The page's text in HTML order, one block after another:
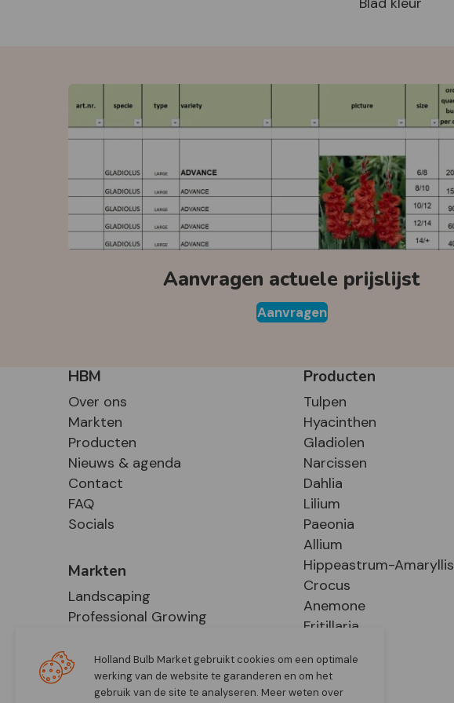
Aanvragen actuele prijslijst
Aanvragen
HBM
Over ons
Markten
Producten
Nieuws & agenda
Contact
FAQ
Socials
Markten
Landscaping
Professional Growing
Retail
Producten
Tulpen
Hyacinthen
Gladiolen
Narcissen
Dahlia
Lilium
Paeonia
Allium
Hippeastrum-Amaryllis
Crocus
Anemone
Fritillaria
Holland Bulb Market gebruikt cookies om een optimale
werking van de website te garanderen en om het
gebruik van de site te analyseren. Meer weten over